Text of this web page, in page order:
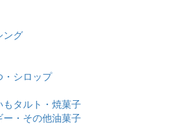
ング
・シロップ
タルト・焼菓子
・その他油菓子